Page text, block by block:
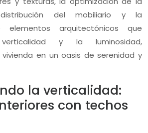
del mobiliario y la
elementos arquitectónicos que
y la luminosidad,
en un oasis de serenidad y
la verticalidad:
con techos